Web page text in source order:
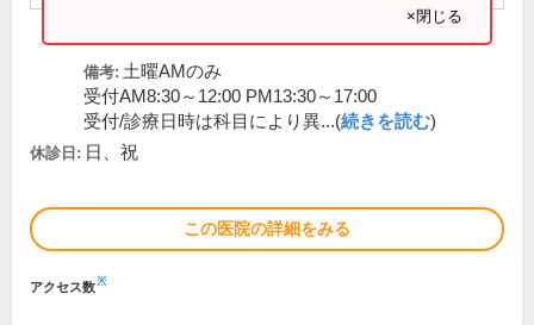
×閉じる
備考: 土曜AMのみ
受付AM8:30～12:00 PM13:30～17:00
受付/診療日時は科目により異...(続きを読む)
休診日: 日、祝
この医院の詳細をみる
アクセス数※